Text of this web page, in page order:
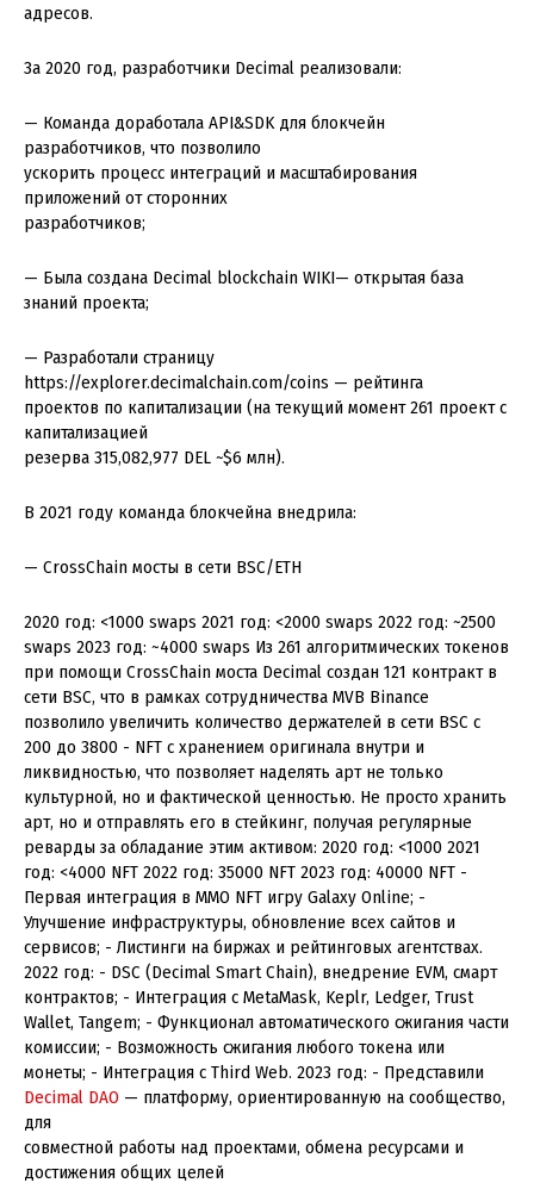
адресов.
За 2020 год, разработчики Decimal реализовали:
— Команда доработала API&SDK для блокчейн
разработчиков, что позволило
ускорить процесс интеграций и масштабирования
приложений от сторонних
разработчиков;
— Была создана Decimal blockchain WIKI— открытая база
знаний проекта;
— Разработали страницу
https://explorer.decimalchain.com/coins — рейтинга
проектов по капитализации (на текущий момент 261 проект с
капитализацией
резерва 315,082,977 DEL ~$6 млн).
В 2021 году команда блокчейна внедрила:
— CrossChain мосты в сети BSC/ETH
2020 год: <1000 swaps 2021 год: <2000 swaps 2022 год: ~2500
swaps 2023 год: ~4000 swaps Из 261 алгоритмических токенов
при помощи CrossChain моста Decimal создан 121 контракт в
сети BSC, что в рамках сотрудничества MVB Binance
позволило увеличить количество держателей в сети BSC с
200 до 3800 - NFT с хранением оригинала внутри и
ликвидностью, что позволяет наделять арт не только
культурной, но и фактической ценностью. Не просто хранить
арт, но и отправлять его в стейкинг, получая регулярные
реварды за обладание этим активом: 2020 год: <1000 2021
год: <4000 NFT 2022 год: 35000 NFT 2023 год: 40000 NFT -
Первая интеграция в MMO NFT игру Galaxy Online; -
Улучшение инфраструктуры, обновление всех сайтов и
сервисов; - Листинги на биржах и рейтинговых агентствах.
2022 год: - DSC (Decimal Smart Chain), внедрение EVM, смарт
контрактов; - Интеграция с MetaMask, Keplr, Ledger, Trust
Wallet, Tangem; - Функционал автоматического сжигания части
комиссии; - Возможность сжигания любого токена или
монеты; - Интеграция с Third Web. 2023 год: - Представили
Decimal DAO — платформу, ориентированную на сообщество,
для
совместной работы над проектами, обмена ресурсами и
достижения общих целей